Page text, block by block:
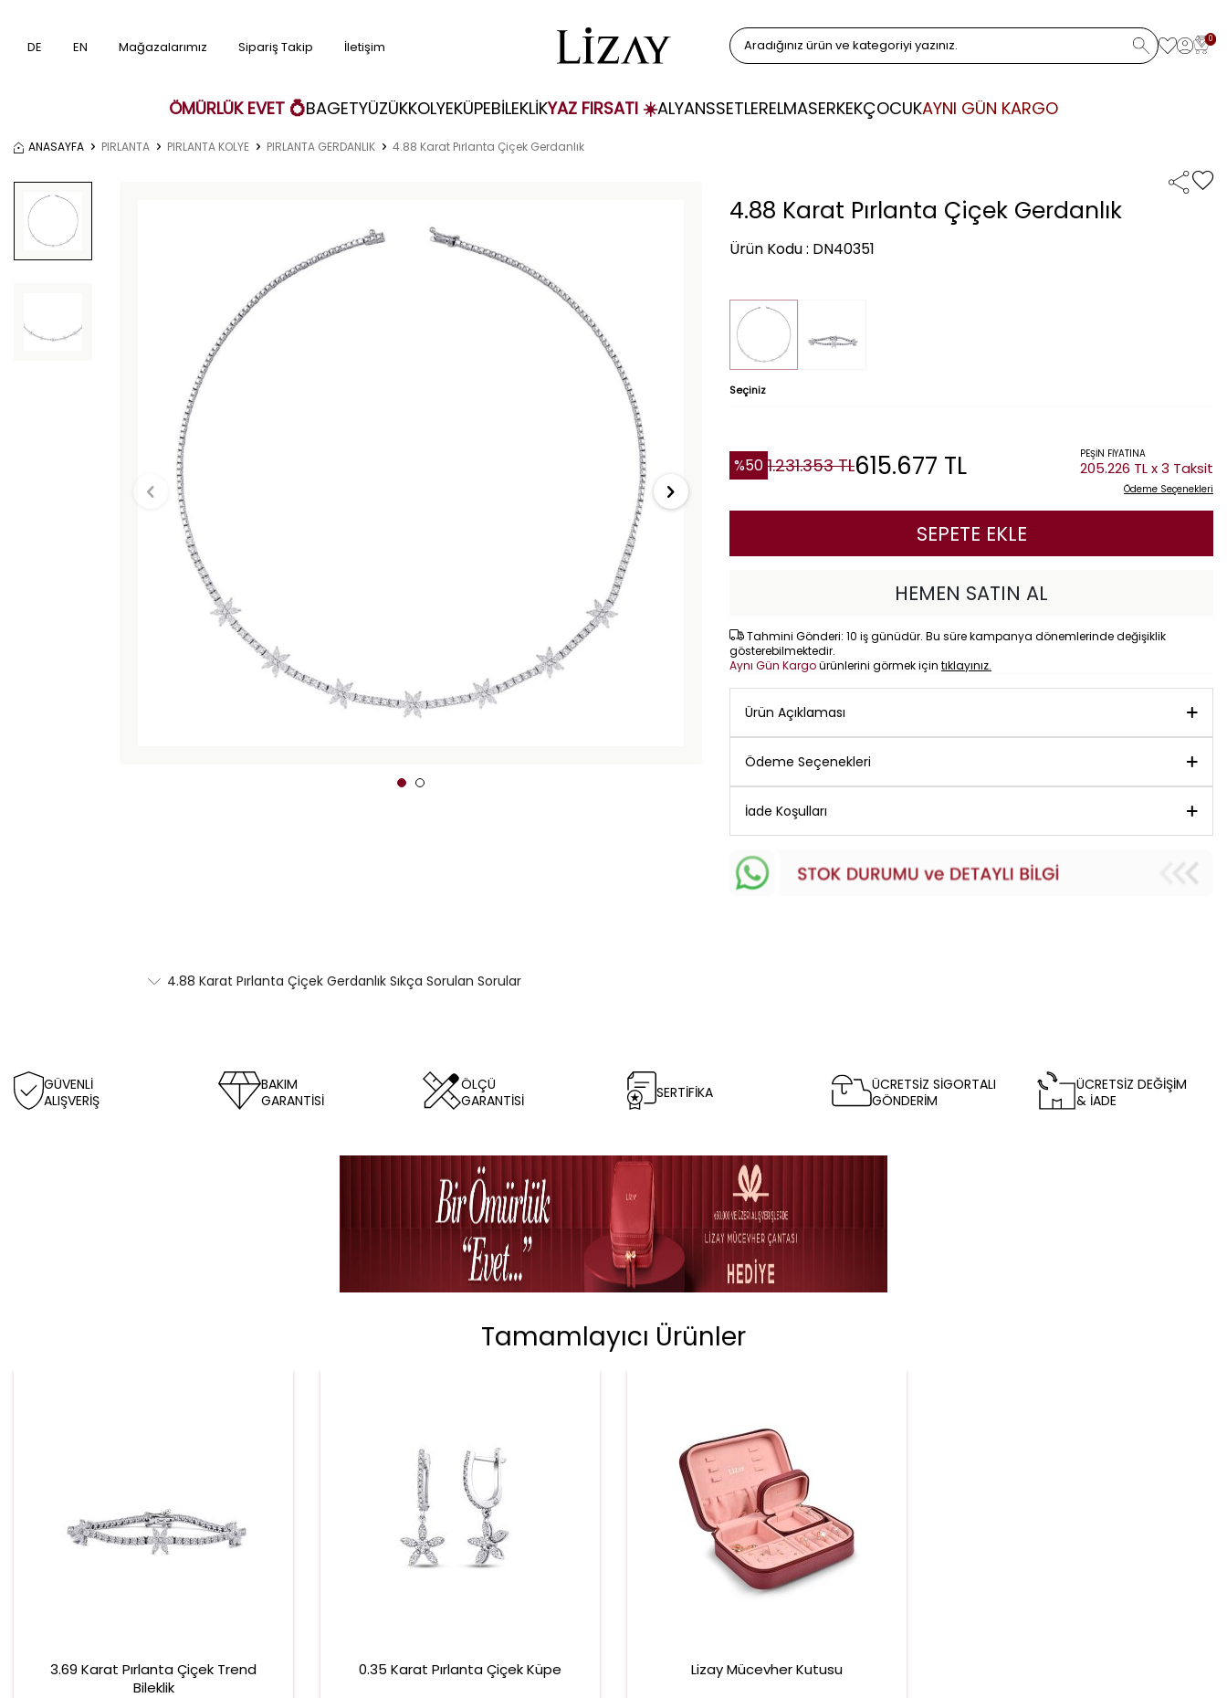
DE EN Mağazalarımız Sipariş Takip İletişim 0
ÖMÜRLÜK EVET 💍BAGETYÜZÜKKOLYEKÜPEBİLEKLİKYAZ FIRSATI ☀️ALYANSSETLERELMASERKEKÇOCUKAYNI GÜN KARGO
ANASAYFA PIRLANTA PIRLANTA KOLYE PIRLANTA GERDANLIK 4.88 Karat Pırlanta Çiçek Gerdanlık
4.88 Karat Pırlanta Çiçek Gerdanlık
Ürün Kodu : DN40351
Seçiniz
%50 1.231.353TL615.677 TL PEŞİN FİYATINA
205.226 TL x 3 Taksit
Ödeme Seçenekleri
SEPETE EKLE
HEMEN SATIN AL
Tahmini Gönderi: 10 iş günüdür. Bu süre kampanya dönemlerinde değişiklik
gösterebilmektedir.
Aynı Gün Kargoürünlerini görmek için tıklayınız.
Ürün Açıklaması
Ödeme Seçenekleri
İade Koşulları
4.88 Karat Pırlanta Çiçek Gerdanlık Sıkça Sorulan Sorular
GÜVENLİ
ALIŞVERİŞ
BAKIM
GARANTİSİ
ÖLÇÜ
GARANTİSİ
SERTİFİKA
ÜCRETSİZ SİGORTALI
GÖNDERİM
ÜCRETSİZ DEĞİŞİM
& İADE
Tamamlayıcı Ürünler
3.69 Karat Pırlanta Çiçek Trend
Bileklik
0.35 Karat Pırlanta Çiçek Küpe Lizay Mücevher Kutusu